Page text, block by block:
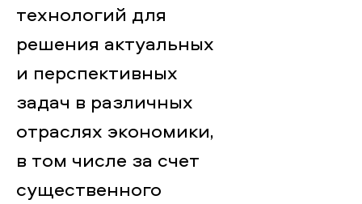
технологий для
решения актуальных
и перспективных
задач в различных
отраслях экономики,
в том числе за счет
существенного